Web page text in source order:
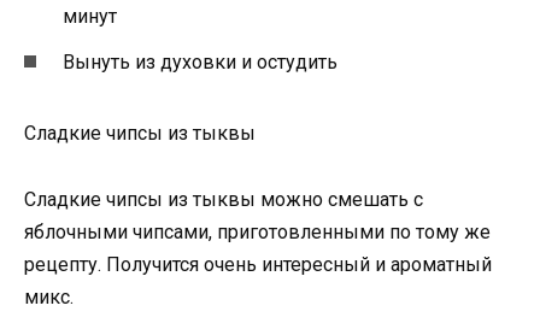
минут
Вынуть из духовки и остудить
Сладкие чипсы из тыквы
Сладкие чипсы из тыквы можно смешать с
яблочными чипсами, приготовленными по тому же
рецепту. Получится очень интересный и ароматный
микс.